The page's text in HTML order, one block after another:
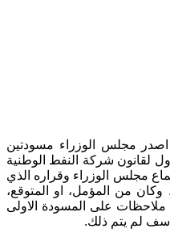
مجلس الوزراء مسودتين
لقانون شركة النفط الوطنية
مجلس الوزراء وقراره الذي
وكان من المؤمل، او المتوقع،
ملاحظات على المسودة الاولى
لم يتم ذلك.